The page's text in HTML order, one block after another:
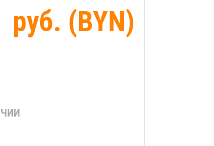
руб. (BYN)